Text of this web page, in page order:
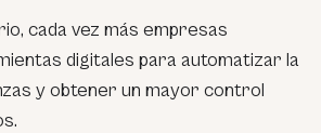
cada vez más empresas
digitales para automatizar la
y obtener un mayor control